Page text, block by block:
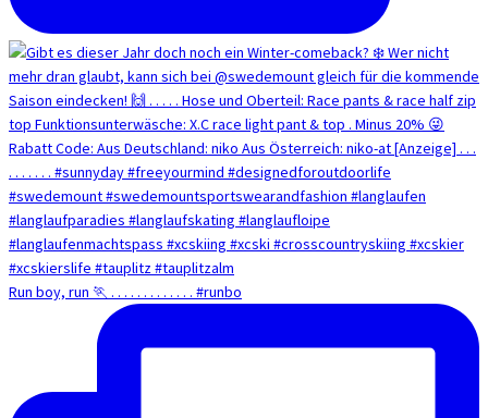
Run boy, run 🏃 . . . . . . . . . . . . . #runbo